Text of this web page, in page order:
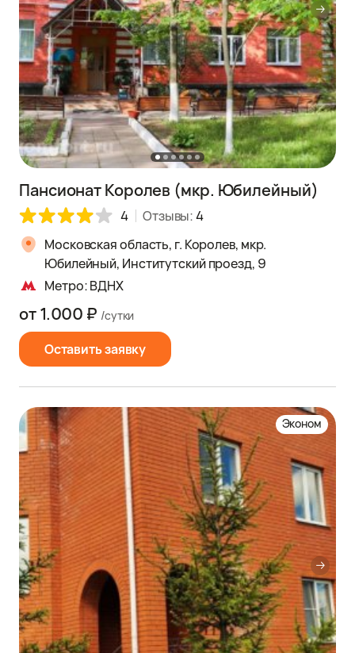
Пансионат Королев (мкр. Юбилейный)
4 Отзывы:4
Московская область, г. Королев, мкр.
Юбилейный, Институтский проезд, 9
Метро: ВДНХ
Оставить заявку
от 1.000 ₽ /сутки
Эконом